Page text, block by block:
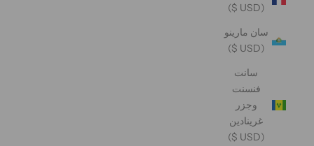
(USD $)
سان مارينو
(USD $)
سانت
فنسنت
وجزر
غرينادين
(USD $)